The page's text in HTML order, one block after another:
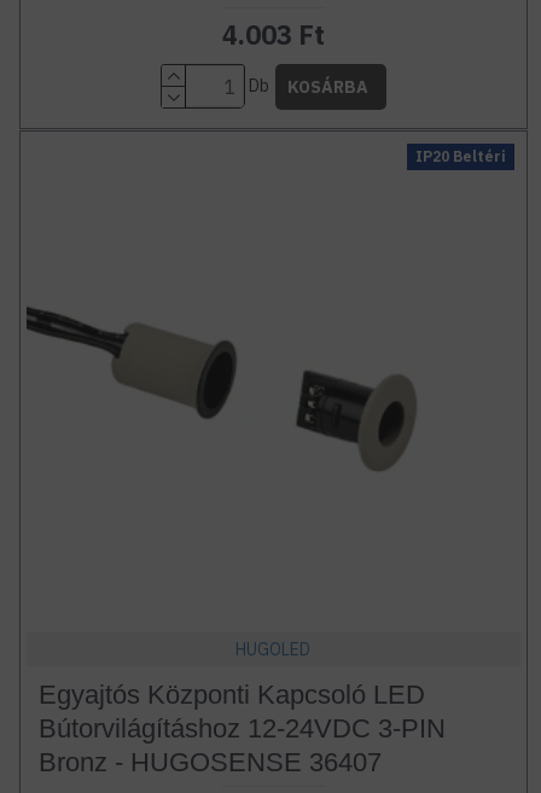
4.003 Ft
Db KOSÁRBA
IP20 Beltéri
HUGOLED
Egyajtós Központi Kapcsoló LED
Bútorvilágításhoz 12-24VDC 3-PIN
Bronz - HUGOSENSE 36407